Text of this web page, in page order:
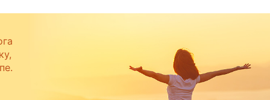
постоянно притворялась и маскировалась,
развращенный характер управлял этим? Я
слова и позитивные вещи — это для